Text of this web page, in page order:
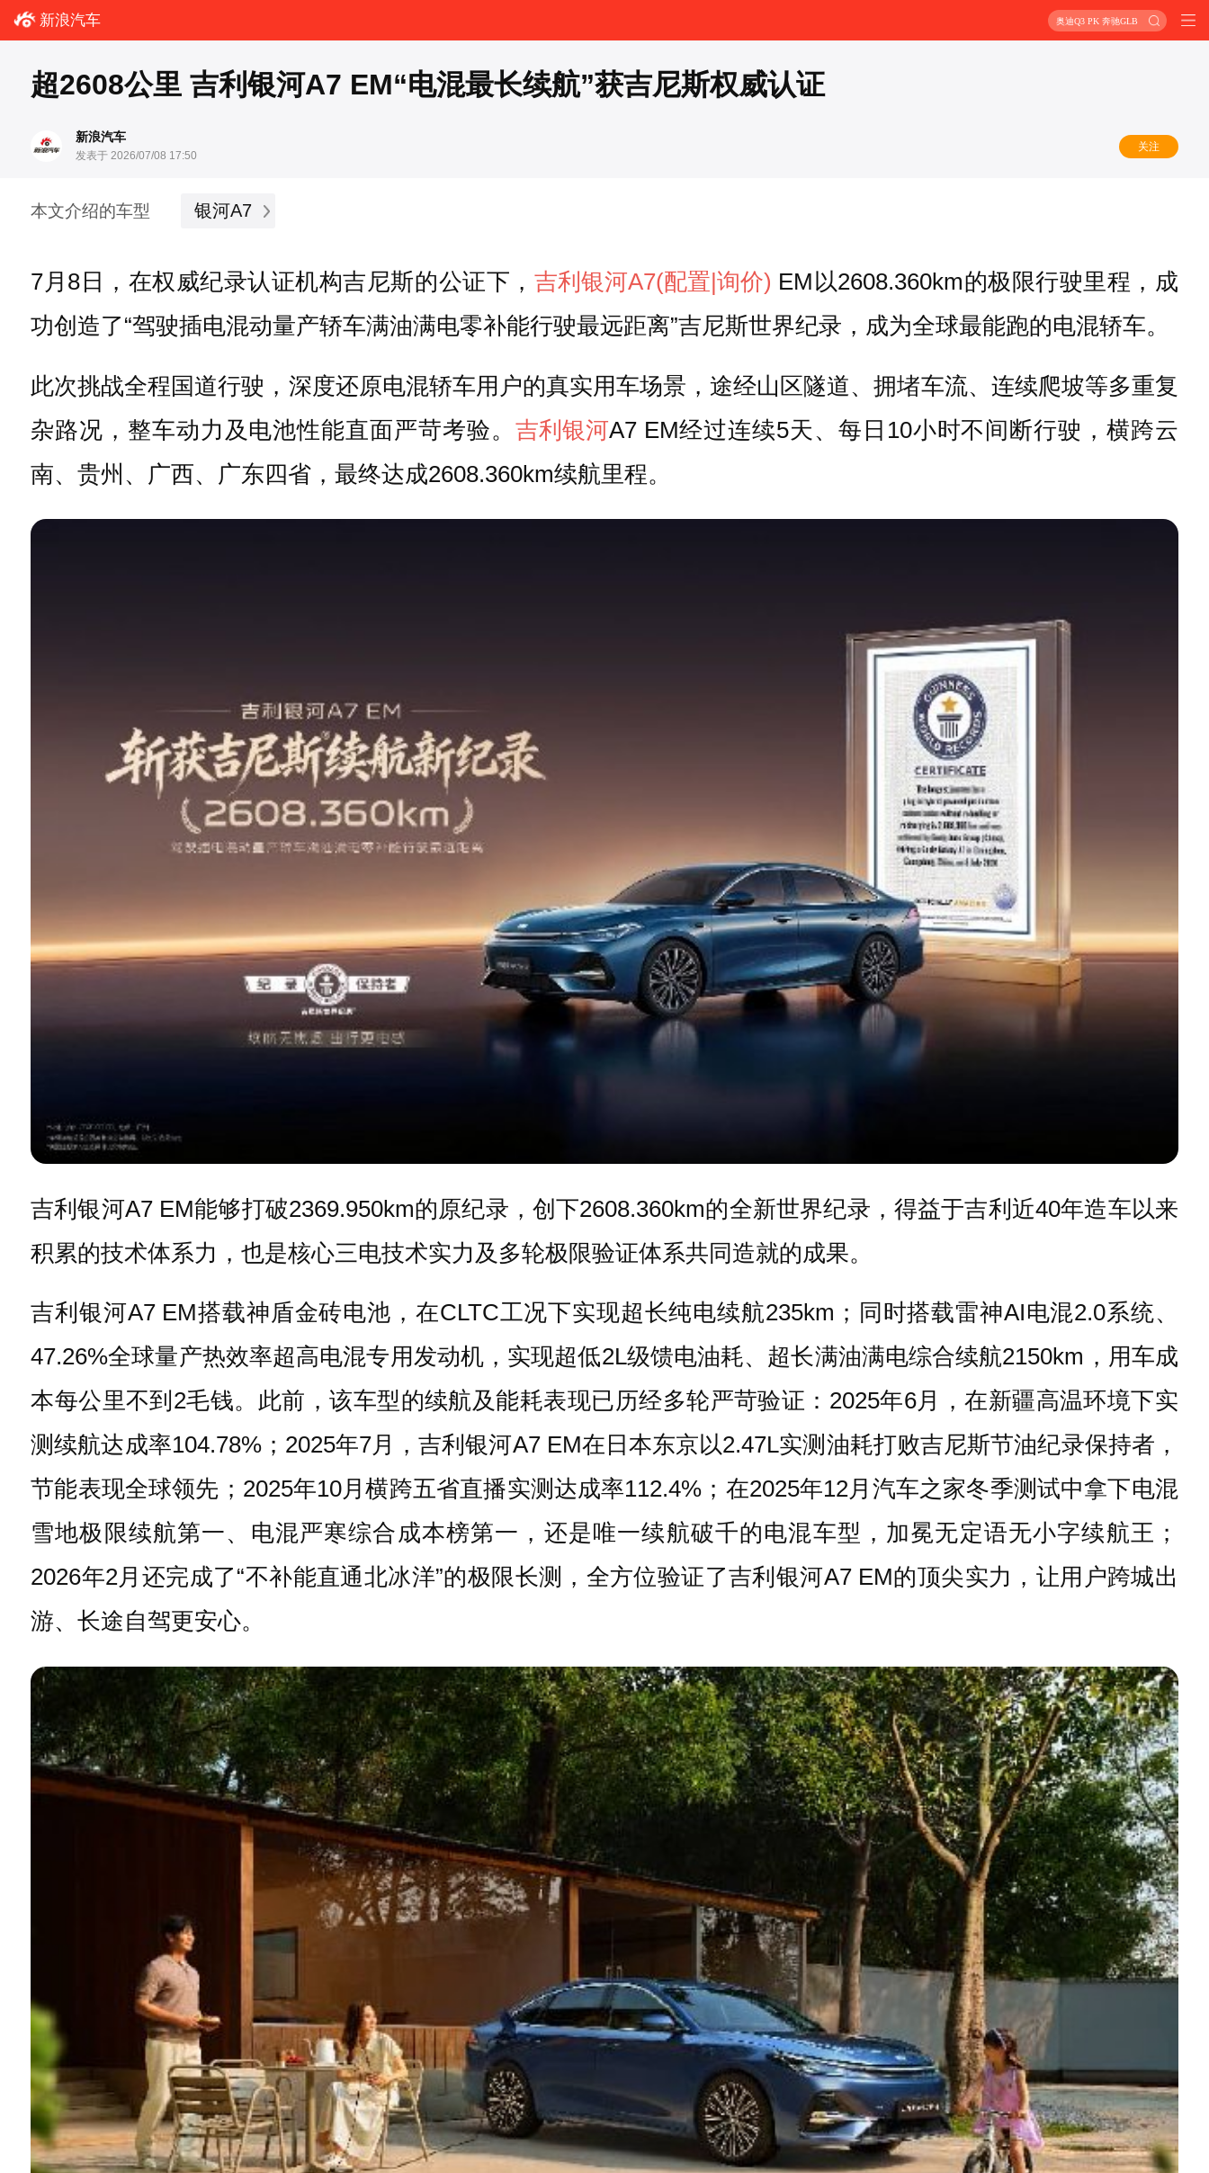
新浪汽车 奥迪Q3 PK 奔驰GLB
超2608公里 吉利银河A7 EM“电混最长续航”获吉尼斯权威认证
新浪汽车
发表于 2026/07/08 17:50
关注
本文介绍的车型 银河A7
7月8日，在权威纪录认证机构吉尼斯的公证下， 吉利 银河A7(配置 |询价) EM以2608.360km的极限行驶里程，成
功创造了“驾驶插电混动量产轿车满油满电零补能行驶最远距离”吉尼斯世界纪录，成为全球最能跑的电混轿车。
此次挑战全程国道行驶，深度还原电混轿车用户的真实用车场景，途经山区隧道、拥堵车流、连续爬坡等多重复
杂路况，整车动力及电池性能直面严苛考验。 吉利银河A7 EM经过连续5天、每日10小时不间断行驶，横跨云
南、贵州、广西、广东四省，最终达成2608.360km续航里程。
吉利银河A7 EM能够打破2369.950km的原纪录，创下2608.360km的全新世界纪录，得益于吉利近40年造车以来
积累的技术体系力，也是核心三电技术实力及多轮极限验证体系共同造就的成果。
吉利银河A7 EM搭载神盾金砖电池，在CLTC工况下实现超长纯电续航235km；同时搭载雷神AI电混2.0系统、
47.26%全球量产热效率超高电混专用发动机，实现超低2L级馈电油耗、超长满油满电综合续航2150km，用车成
本每公里不到2毛钱。此前，该车型的续航及能耗表现已历经多轮严苛验证：2025年6月，在新疆高温环境下实
测续航达成率104.78%；2025年7月，吉利银河A7 EM在日本东京以2.47L实测油耗打败吉尼斯节油纪录保持者，
节能表现全球领先；2025年10月横跨五省直播实测达成率112.4%；在2025年12月汽车之家冬季测试中拿下电混
雪地极限续航第一、电混严寒综合成本榜第一，还是唯一续航破千的电混车型，加冕无定语无小字续航王；
2026年2月还完成了“不补能直通北冰洋”的极限长测，全方位验证了吉利银河A7 EM的顶尖实力，让用户跨城出
游、长途自驾更安心。